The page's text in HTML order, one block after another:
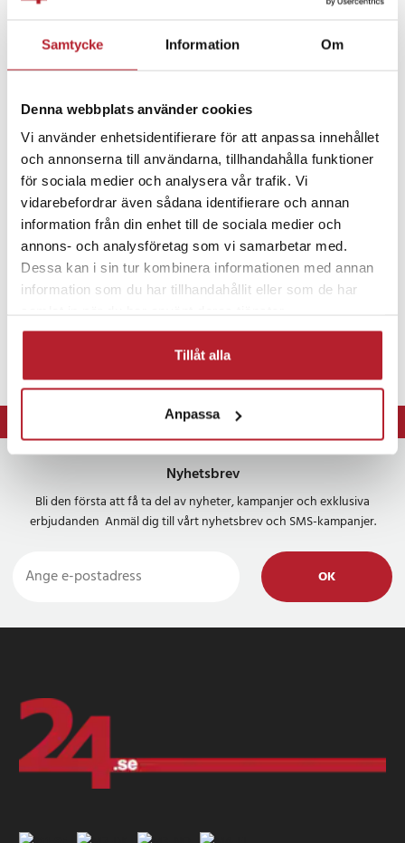
Samtycke Information Om
Denna webbplats använder cookies
Vi använder enhetsidentifierare för att anpassa innehållet
och annonserna till användarna, tillhandahålla funktioner
för sociala medier och analysera vår trafik. Vi
vidarebefordrar även sådana identifierare och annan
information från din enhet till de sociala medier och
annons- och analysföretag som vi samarbetar med.
Dessa kan i sin tur kombinera informationen med annan
information som du har tillhandahållit eller som de har
Tillåt alla
Anpassa
Biltillbehör
Mobilhållare för fläktgaller
Rea Bil- och fordontillbehör Fordon
⭐ 365 dagars öppet köp
Nyhetsbrev
Bli den första att få ta del av nyheter, kampanjer och exklusiva
erbjudanden Anmäl dig till vårt nyhetsbrev och SMS-kampanjer.
OK